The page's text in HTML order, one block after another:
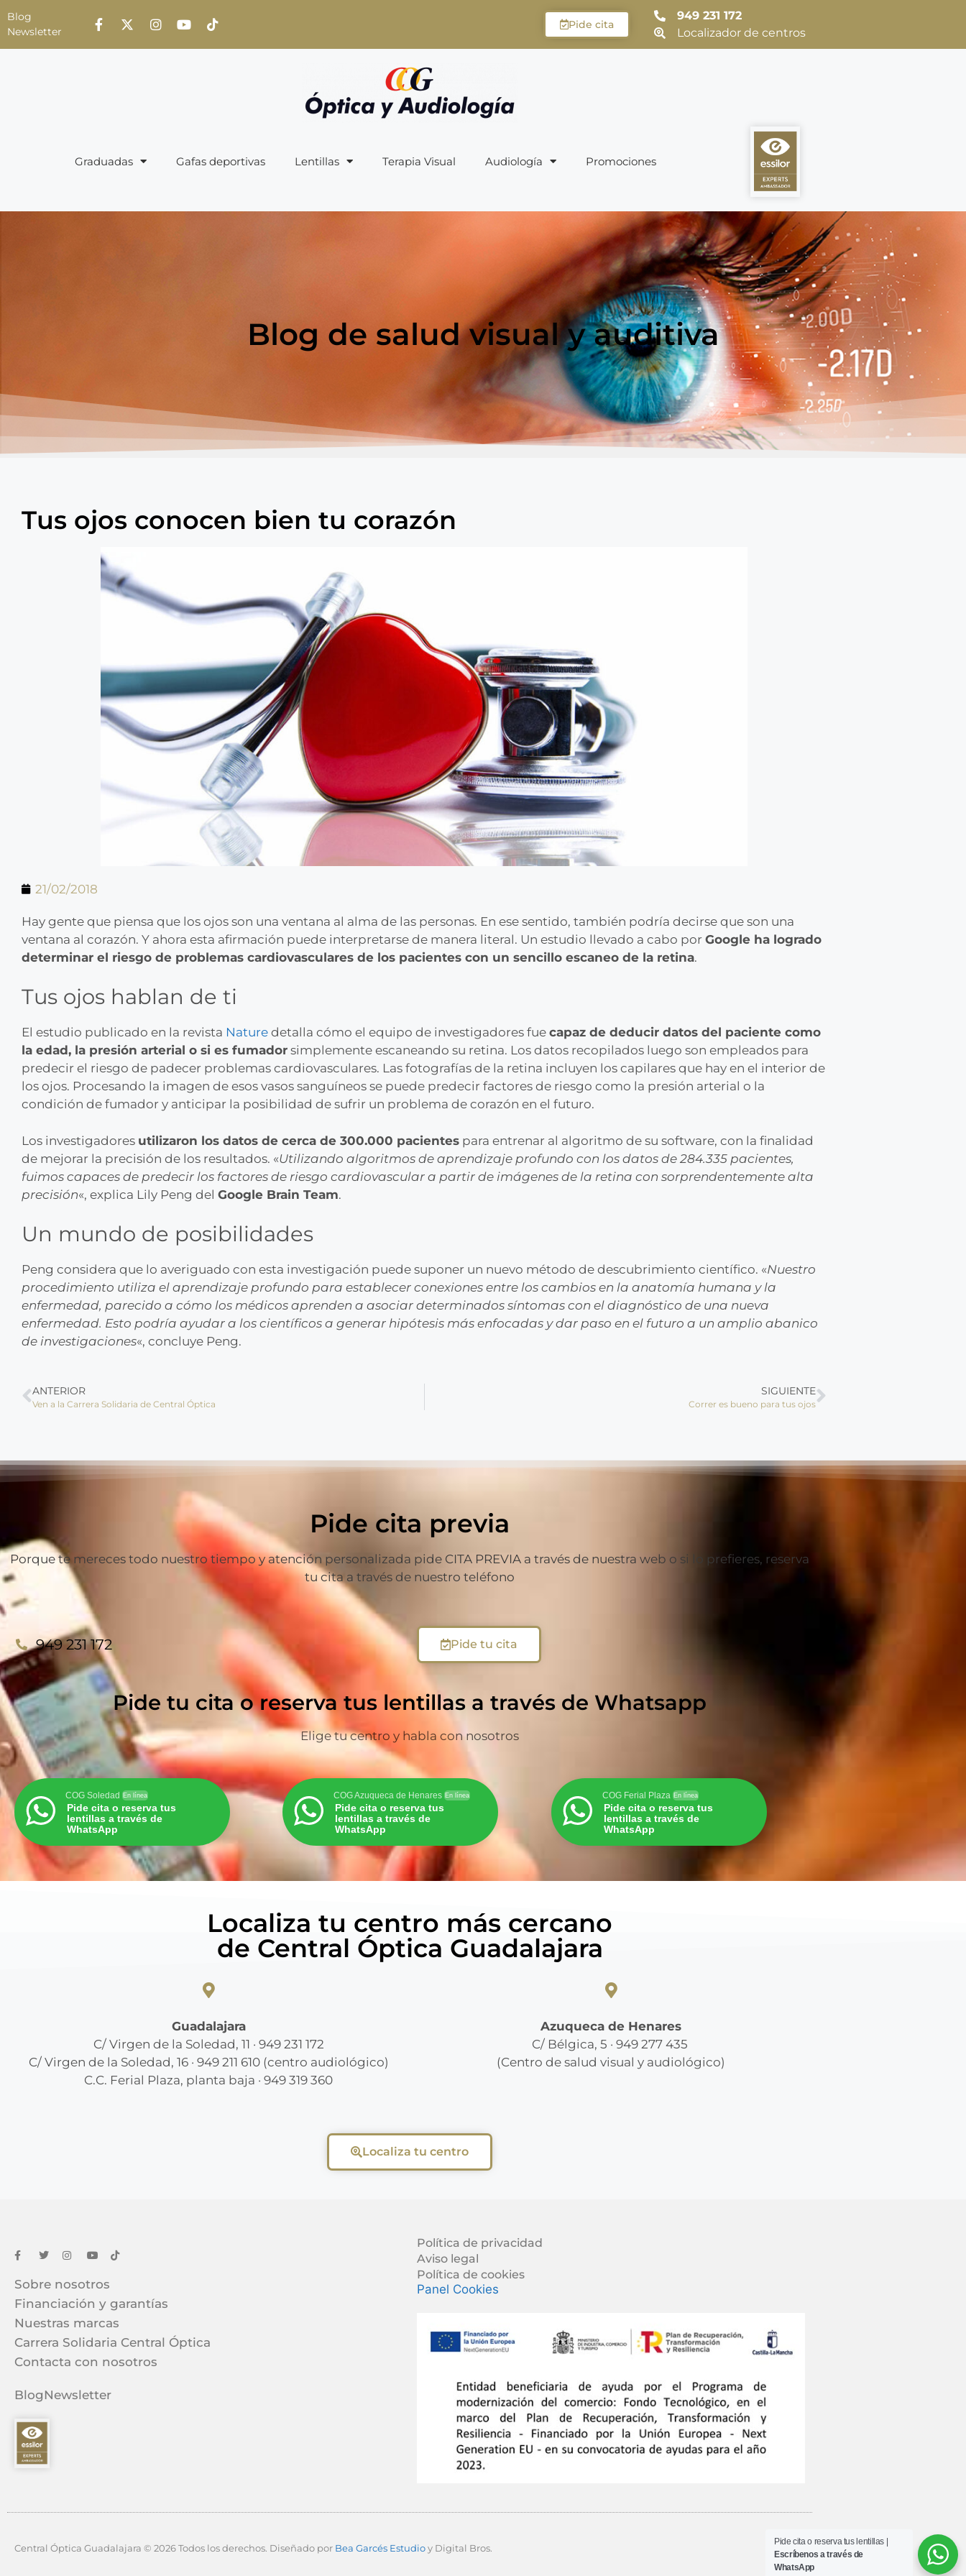
Blog
Newsletter
Pide cita
949 231 172
Localizador de centros
Graduadas Gafas deportivas Lentillas Terapia Visual Audiología Promociones
Blog de salud visual y auditiva
Tus ojos conocen bien tu corazón
21/02/2018
Hay gente que piensa que los ojos son una ventana al alma de las personas. En ese sentido, también podría decirse que son una
ventana al corazón. Y ahora esta afirmación puede interpretarse de manera literal. Un estudio llevado a cabo por Google ha logrado
determinar el riesgo de problemas cardiovasculares de los pacientes con un sencillo escaneo de la retina.
Tus ojos hablan de ti
El estudio publicado en la revista Nature detalla cómo el equipo de investigadores fue capaz de deducir datos del paciente como
la edad, la presión arterial o si es fumador simplemente escaneando su retina. Los datos recopilados luego son empleados para
predecir el riesgo de padecer problemas cardiovasculares. Las fotografías de la retina incluyen los capilares que hay en el interior de
los ojos. Procesando la imagen de esos vasos sanguíneos se puede predecir factores de riesgo como la presión arterial o la
condición de fumador y anticipar la posibilidad de sufrir un problema de corazón en el futuro.
Los investigadores utilizaron los datos de cerca de 300.000 pacientes para entrenar al algoritmo de su software, con la finalidad
de mejorar la precisión de los resultados. «Utilizando algoritmos de aprendizaje profundo con los datos de 284.335 pacientes,
fuimos capaces de predecir los factores de riesgo cardiovascular a partir de imágenes de la retina con sorprendentemente alta
precisión«, explica Lily Peng del Google Brain Team.
Un mundo de posibilidades
Peng considera que lo averiguado con esta investigación puede suponer un nuevo método de descubrimiento científico. «Nuestro
procedimiento utiliza el aprendizaje profundo para establecer conexiones entre los cambios en la anatomía humana y la
enfermedad, parecido a cómo los médicos aprenden a asociar determinados síntomas con el diagnóstico de una nueva
enfermedad. Esto podría ayudar a los científicos a generar hipótesis más enfocadas y dar paso en el futuro a un amplio abanico
de investigaciones«, concluye Peng.
ANTERIOR
Ven a la Carrera Solidaria de Central Óptica
SIGUIENTE
Correr es bueno para tus ojos
Pide cita previa
Porque te mereces todo nuestro tiempo y atención personalizada pide CITA PREVIA a través de nuestra web o si lo prefieres, reserva
tu cita a través de nuestro teléfono
949 231 172 Pide tu cita
Pide tu cita o reserva tus lentillas a través de Whatsapp
Elige tu centro y habla con nosotros
COG Soledad En línea
Pide cita o reserva tus
lentillas a través de
WhatsApp
COG Azuqueca de Henares En línea
Pide cita o reserva tus
lentillas a través de
WhatsApp
COG Ferial Plaza En línea
Pide cita o reserva tus
lentillas a través de
WhatsApp
Localiza tu centro más cercano
de Central Óptica Guadalajara
Guadalajara
C/ Virgen de la Soledad, 11 · 949 231 172
C/ Virgen de la Soledad, 16 · 949 211 610 (centro audiológico)
C.C. Ferial Plaza, planta baja · 949 319 360
Azuqueca de Henares
C/ Bélgica, 5 · 949 277 435
(Centro de salud visual y audiológico)
Localiza tu centro
Sobre nosotros
Financiación y garantías
Nuestras marcas
Carrera Solidaria Central Óptica
Contacta con nosotros
BlogNewsletter
Política de privacidad
Aviso legal
Política de cookies
Panel Cookies
Central Óptica Guadalajara © 2026 Todos los derechos. Diseñado por Bea Garcés Estudioy Digital Bros.
Pide cita o reserva tus lentillas |
Escríbenos a través de
WhatsApp